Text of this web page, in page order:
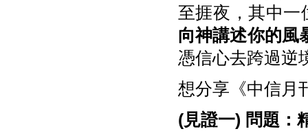
至捱夜，其中一
向神講述你的風
憑信心去跨過逆
想分享《中信月
(見證一) 問題：